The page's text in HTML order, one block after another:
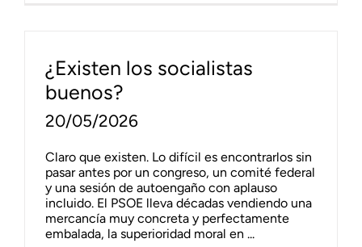
¿Existen los socialistas
buenos?
20/05/2026
Claro que existen. Lo difícil es encontrarlos sin
pasar antes por un congreso, un comité federal
y una sesión de autoengaño con aplauso
incluido. El PSOE lleva décadas vendiendo una
mercancía muy concreta y perfectamente
embalada, la superioridad moral en ...